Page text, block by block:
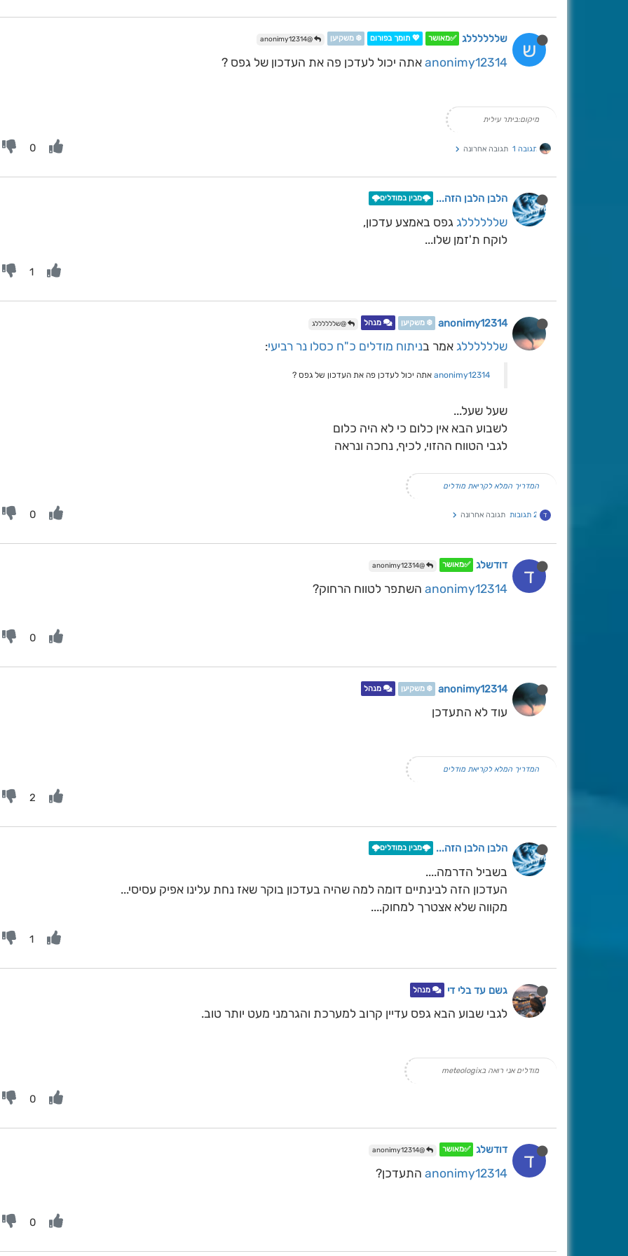
ש שללללללג ✅מאושר 💖 תומך בפורום ❄️ משקיען @anonimy12314
anonimy12314 אתה יכול לעדכן פה את העדכון של גפס ?
מיקום:ביתר עילית
תגובה 1 תגובה אחרונה 0
הלבן הלבן הזה... 🌩️מבין במודלים🌩️
שללללללג גפס באמצע עדכון,
לוקח ת'זמן שלו...
1
anonimy12314 ❄️ משקיען מנהל @שללללללג
שללללללג אמר בניתוח מודלים כ"ח כסלו נר רביעי:
anonimy12314 אתה יכול לעדכן פה את העדכון של גפס ?
שעל שעל...
לשבוע הבא אין כלום כי לא היה כלום
לגבי הטווח ההזוי, לכיף, נחכה ונראה
המדריך המלא לקריאת מודלים
ד 2 תגובות תגובה אחרונה 0
ד דודשלג ✅מאושר @anonimy12314
anonimy12314 השתפר לטווח הרחוק?
0
anonimy12314 ❄️ משקיען מנהל
עוד לא התעדכן
המדריך המלא לקריאת מודלים
2
הלבן הלבן הזה... 🌩️מבין במודלים🌩️
בשביל הדרמה....
העדכון הזה לבינתיים דומה למה שהיה בעדכון בוקר שאז נחת עלינו אפיק עסיסי...
מקווה שלא אצטרך למחוק....
1
גשם עד בלי די מנהל
לגבי שבוע הבא גפס עדיין קרוב למערכת והגרמני מעט יותר טוב.
מודלים אני רואה בmeteologix
0
ד דודשלג ✅מאושר @anonimy12314
anonimy12314 התעדכן?
0